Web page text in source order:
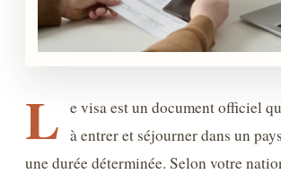
L e visa est un document officiel
à entrer et séjourner dans un
une durée déterminée. Selon votre